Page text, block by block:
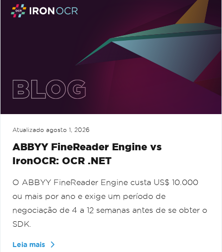
Atualizado agosto 1, 2026
ABBYY FineReader Engine vs
IronOCR: OCR .NET
O ABBYY FineReader Engine custa US$ 10.000
ou mais por ano e exige um período de
negociação de 4 a 12 semanas antes de se obter o
SDK.
Leia mais